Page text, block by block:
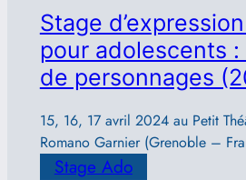
Stage
pour adolescents
de personnages
15, 16, 17 avril 2024 au Petit
Romano Garnier (Grenoble –
Stage Ado